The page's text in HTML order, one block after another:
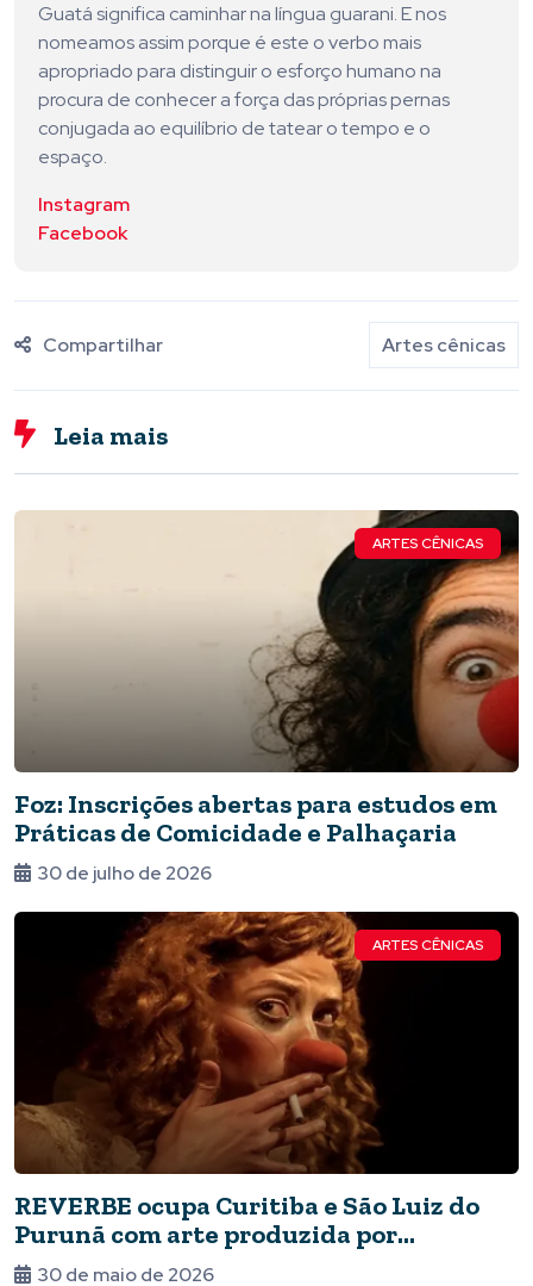
Guatá significa caminhar na língua guarani. E nos
nomeamos assim porque é este o verbo mais
apropriado para distinguir o esforço humano na
procura de conhecer a força das próprias pernas
conjugada ao equilíbrio de tatear o tempo e o
espaço.
Instagram
Facebook
Compartilhar Artes cênicas
Leia mais
ARTES CÊNICAS
Foz: Inscrições abertas para estudos em
Práticas de Comicidade e Palhaçaria
30 de julho de 2026
ARTES CÊNICAS
REVERBE ocupa Curitiba e São Luiz do
Purunã com arte produzida por
mulheres
30 de maio de 2026